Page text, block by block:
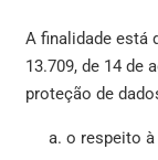
A finalidade está
13.709, de 14 de
proteção de
o respeito à